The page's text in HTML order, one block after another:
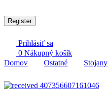
Register
Prihlásiť sa
0 Nákupný košík
Domov
Ostatné Stojany